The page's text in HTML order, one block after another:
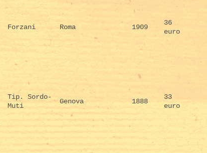
Forzani Roma 1909
36
euro
Tip. Sordo-
Muti
Genova 1888
33
euro